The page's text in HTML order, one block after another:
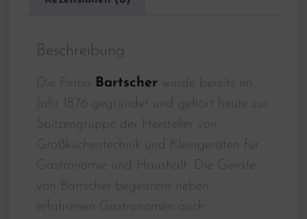
Beschreibung
Die Firma Bartscher wurde bereits im
Jahr 1876 gegründet und gehört heute zur
Spitzengruppe der Hersteller von
Großküchentechnik und Kleingeräten für
Gastronomie und Haushalt. Die Geräte
von Bartscher begeistern neben
erfahrenen Gastronomen auch